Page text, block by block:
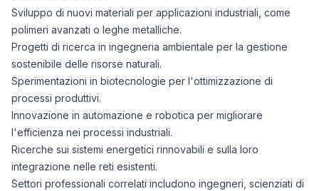
Sviluppo di nuovi materiali per applicazioni industriali, come
polimeri avanzati o leghe metalliche.
Progetti di ricerca in ingegneria ambientale per la gestione
sostenibile delle risorse naturali.
Sperimentazioni in biotecnologie per l'ottimizzazione di
processi produttivi.
Innovazione in automazione e robotica per migliorare
l'efficienza nei processi industriali.
Ricerche sui sistemi energetici rinnovabili e sulla loro
integrazione nelle reti esistenti.
Settori professionali correlati includono ingegneri, scienziati di